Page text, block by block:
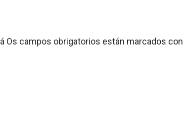
Os campos obrigatorios están marcados con